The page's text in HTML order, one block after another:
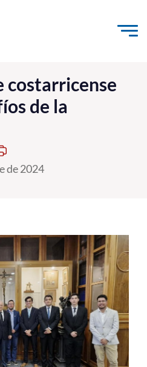
contenido
costarricense
de la
de 2024